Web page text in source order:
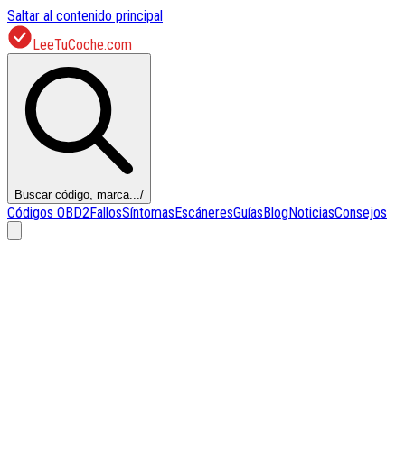
Saltar al contenido principal
LeeTuCoche.com
Buscar código, marca.../
Códigos OBD2FallosSíntomasEscáneresGuíasBlogNoticiasConsejos